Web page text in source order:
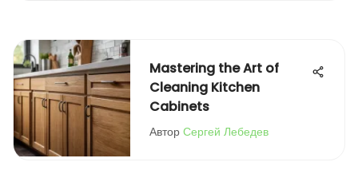
Mastering the Art of
Cleaning Kitchen
Cabinets
Автор Сергей Лебедев